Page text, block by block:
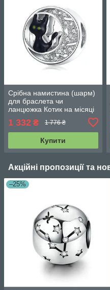
Срібна намистина (шарм)
для браслета чи
ланцюжка Котик на місяці
1 332 ₴ 1 776 ₴
Купити
Акційні пропозиції та
–25%